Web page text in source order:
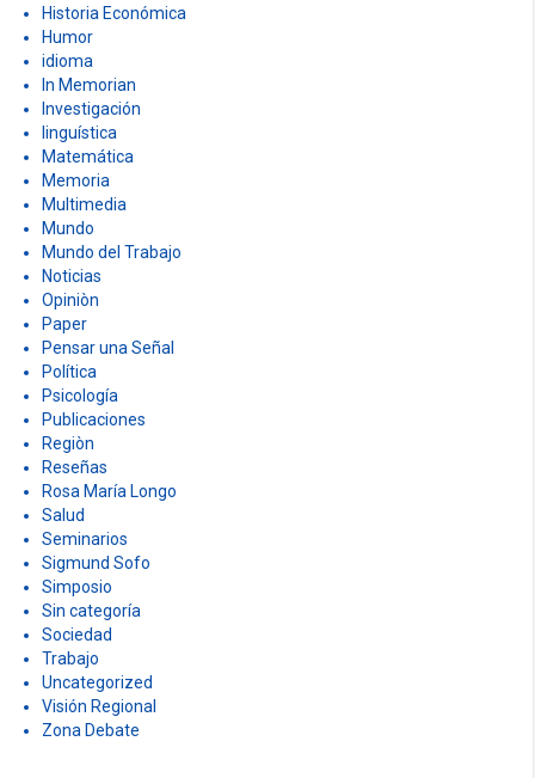
Historia Económica
Humor
idioma
In Memorian
Investigación
linguística
Matemática
Memoria
Multimedia
Mundo
Mundo del Trabajo
Noticias
Opiniòn
Paper
Pensar una Señal
Política
Psicología
Publicaciones
Regiòn
Reseñas
Rosa María Longo
Salud
Seminarios
Sigmund Sofo
Simposio
Sin categoría
Sociedad
Trabajo
Uncategorized
Visión Regional
Zona Debate